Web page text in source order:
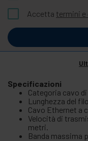
Accetta termini
Specificazioni
Categoria cavo
Lunghezza del
Cavo Ethernet a
Velocità di
metri.
Banda massima